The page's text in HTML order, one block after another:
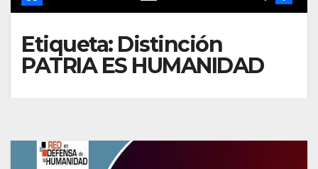
Etiqueta: Distinción
PATRIA ES HUMANIDAD